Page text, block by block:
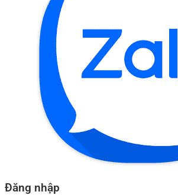
Đăng nhập